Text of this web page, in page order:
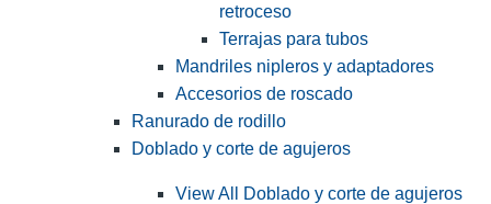
retroceso
Terrajas para tubos
Mandriles nipleros y adaptadores
Accesorios de roscado
Ranurado de rodillo
Doblado y corte de agujeros
View All Doblado y corte de agujeros